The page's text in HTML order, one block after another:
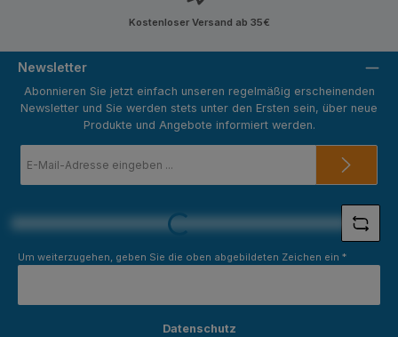
Kostenloser Versand ab 35€
Newsletter
Abonnieren Sie jetzt einfach unseren regelmäßig erscheinenden
Newsletter und Sie werden stets unter den Ersten sein, über neue
Produkte und Angebote informiert werden.
Mail-
Loading...
Um weiterzugehen, geben Sie die oben abgebildeten Zeichen ein *
Datenschutz